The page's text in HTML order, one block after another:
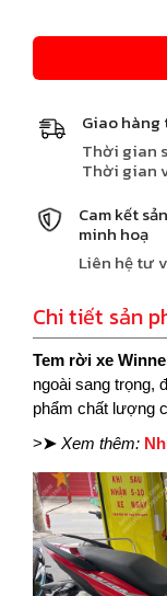
Giao hàng
Thời gian
Thời gian
Cam kết
minh hoạ
Liên hệ tư
Chi tiết sản
Tem rời xe
ngoài sang trọng,
phẩm chất lượng
>➤ Xem thêm: